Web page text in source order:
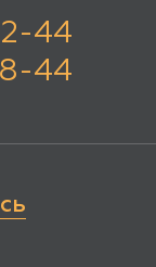
44
44